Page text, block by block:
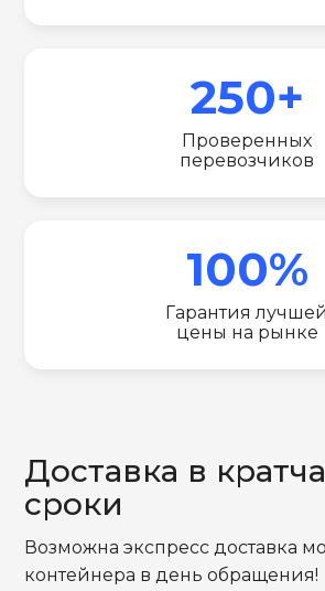
250+
Проверенных
перевозчиков
100%
Гарантия лучшей
цены на рынке
Доставка в
сроки
Возможна экспресс доставка
контейнера в день обращения!